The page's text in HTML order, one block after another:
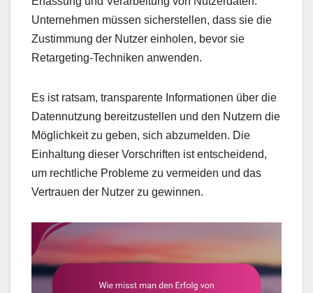
Unternehmen müssen sicherstellen, dass sie die
Zustimmung der Nutzer einholen, bevor sie
Retargeting-Techniken anwenden.
Es ist ratsam, transparente Informationen über die
Datennutzung bereitzustellen und den Nutzern die
Möglichkeit zu geben, sich abzumelden. Die
Einhaltung dieser Vorschriften ist entscheidend,
um rechtliche Probleme zu vermeiden und das
Vertrauen der Nutzer zu gewinnen.